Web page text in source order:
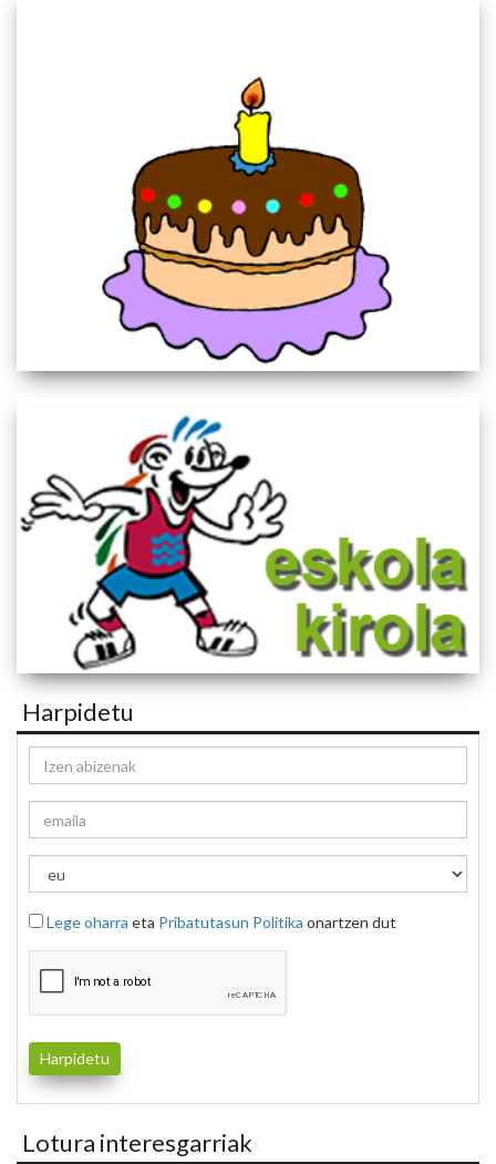
Harpidetu
Lege oharra eta Pribatutasun Politika onartzen dut
Lotura interesgarriak